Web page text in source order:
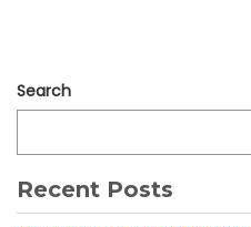
Search
Recent Posts